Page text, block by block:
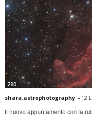
280
shara.astrophotography - 12
Il nuovo appuntamento con la